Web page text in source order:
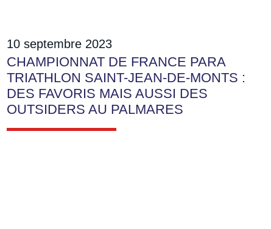
10 septembre 2023
CHAMPIONNAT DE FRANCE PARA
TRIATHLON SAINT-JEAN-DE-MONTS :
DES FAVORIS MAIS AUSSI DES
OUTSIDERS AU PALMARES